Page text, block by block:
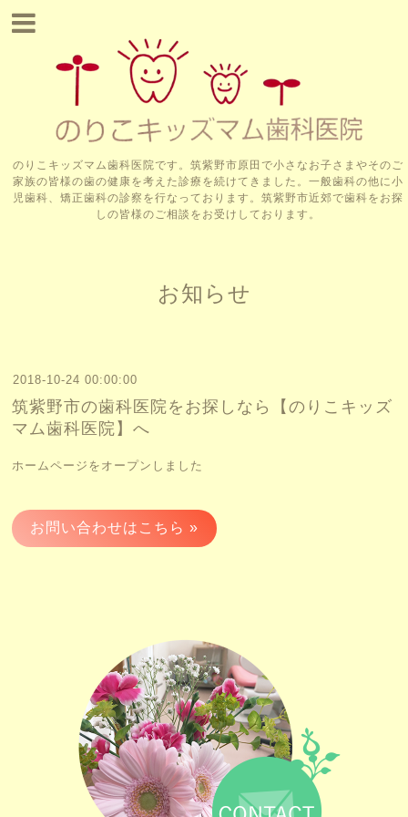
のりこキッズマム歯科医院です。筑紫野市原田で小さなお子さまやそのご
家族の皆様の歯の健康を考えた診療を続けてきました。一般歯科の他に小
児歯科、矯正歯科の診察を行なっております。筑紫野市近郊で歯科をお探
しの皆様のご相談をお受けしております。
お知らせ
2018-10-24 00:00:00
筑紫野市の歯科医院をお探しなら【のりこキッズ
マム歯科医院】へ
ホームページをオープンしました
お問い合わせはこちら »